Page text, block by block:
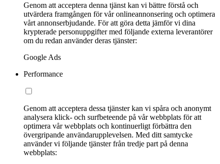
Genom att acceptera denna tjänst kan vi bättre förstå och
utvärdera framgången för vår onlineannonsering och optimera
vårt annonserbjudande. För att göra detta jämför vi dina
krypterade personuppgifter med följande externa leverantörer
om du redan använder deras tjänster:
Google Ads
Performance
Genom att acceptera dessa tjänster kan vi spåra och anonymt
analysera klick- och surfbeteende på vår webbplats för att
optimera vår webbplats och kontinuerligt förbättra den
övergripande användarupplevelsen. Med ditt samtycke
använder vi följande tjänster från tredje part på denna
webbplats: